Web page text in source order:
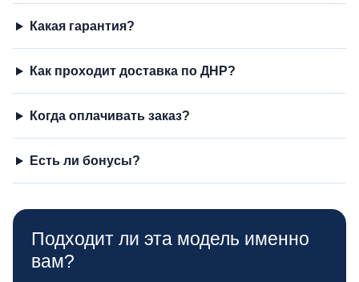
Какая гарантия?
Как проходит доставка по ДНР?
Когда оплачивать заказ?
Есть ли бонусы?
Подходит ли эта модель именно
вам?